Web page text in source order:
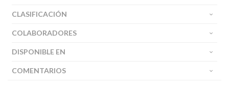
CLASIFICACIÓN
COLABORADORES
DISPONIBLE EN
COMENTARIOS